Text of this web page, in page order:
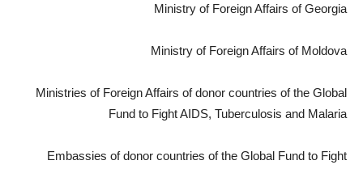
Ministry of Foreign Affairs of Georgia
Ministry of Foreign Affairs of Moldova
Ministries of Foreign Affairs of donor countries of the Global
Fund to Fight AIDS, Tuberculosis and Malaria
Embassies of donor countries of the Global Fund to Fight